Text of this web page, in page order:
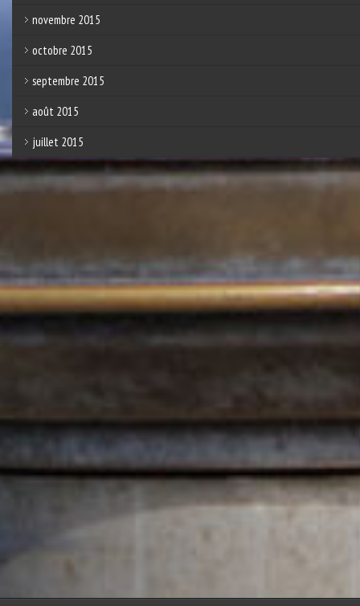
novembre 2015
octobre 2015
septembre 2015
août 2015
juillet 2015